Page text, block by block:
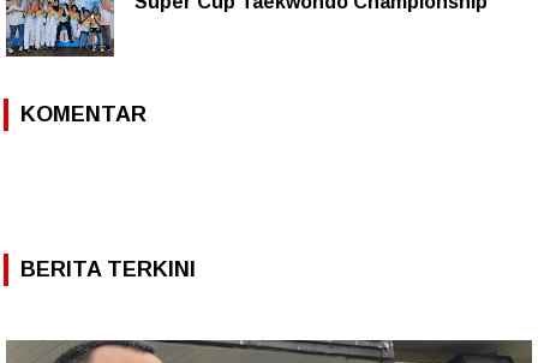
KOMENTAR
BERITA TERKINI